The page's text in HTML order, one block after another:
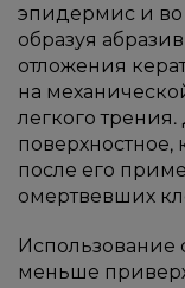
эпидермис и во
образуя
отложения
на
легкого
после его
омертвевших
Использование
меньше